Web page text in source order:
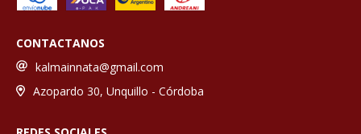
CONTACTANOS
kalmainnata@gmail.com
Azopardo 30, Unquillo - Córdoba